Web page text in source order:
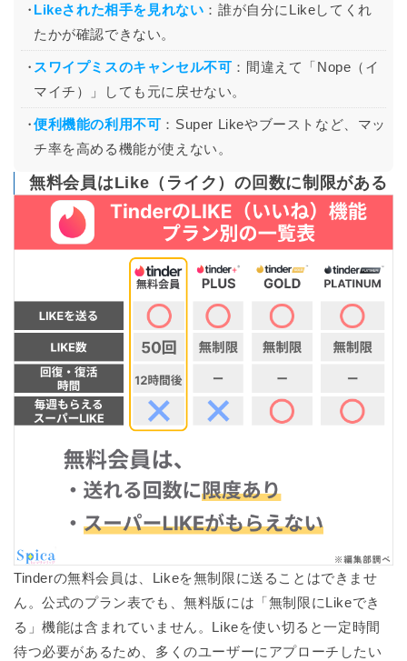
Likeされた相手を見れない ：誰が自分にLikeしてくれ
たかが確認できない。
スワイプミスのキャンセル不可 ：間違えて「Nope（イ
マイチ）」しても元に戻せない。
便利機能の利用不可 ：Super Likeやブーストなど、マッ
チ率を高める機能が使えない。
無料会員はLike（ライク）の回数に制限がある
Tinderの無料会員は、Likeを無制限に送ることはできませ
ん。公式のプラン表でも、無料版には「無制限にLikeでき
る」機能は含まれていません。Likeを使い切ると一定時間
待つ必要があるため、多くのユーザーにアプローチしたい